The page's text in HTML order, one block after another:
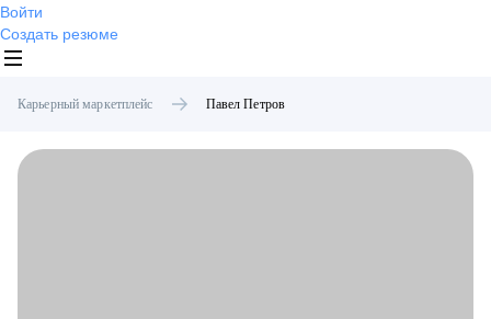
Войти
Создать резюме
Карьерный маркетплейс Павел Петров